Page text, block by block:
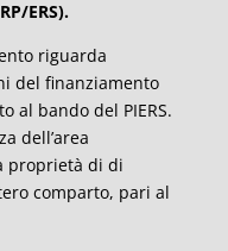
ERS).
riguarda
del finanziamento
al bando del PIERS.
dell’area
proprietà di di
comparto, pari al